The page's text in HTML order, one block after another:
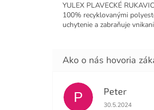
YULEX PLAVECKÉ
100% recyklovanými
uchytenie a zabraňuje
P Peter
Hodnotenie
30.5.2024